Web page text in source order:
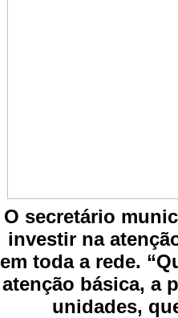
O secretário
investir na
em toda a rede.
atenção básica, a
unidades,